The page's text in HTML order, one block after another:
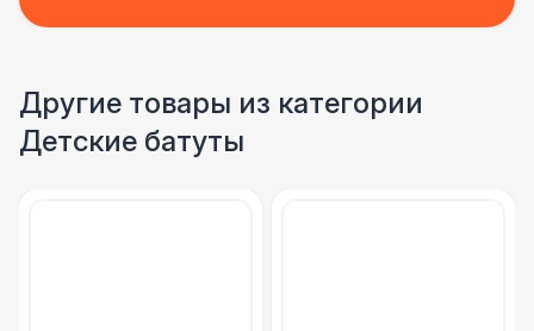
Другие товары из категории
Детские батуты